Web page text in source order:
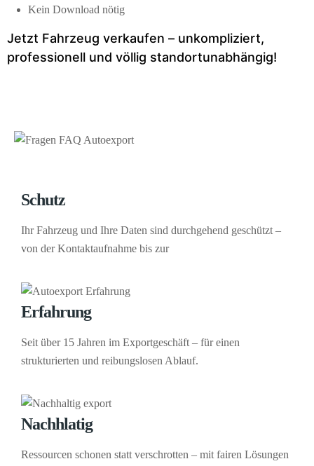
Kein Download nötig
Jetzt Fahrzeug verkaufen – unkompliziert,
professionell und völlig standortunabhängig!
Schutz
Ihr Fahrzeug und Ihre Daten sind durchgehend geschützt –
von der Kontaktaufnahme bis zur
Erfahrung
Seit über 15 Jahren im Exportgeschäft – für einen
strukturierten und reibungslosen Ablauf.
Nachhlatig
Ressourcen schonen statt verschrotten – mit fairen Lösungen